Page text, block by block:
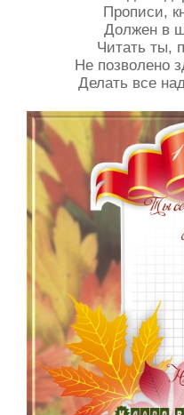
Прописи,
Должен в
Читать ты,
Не позволено
Делать все